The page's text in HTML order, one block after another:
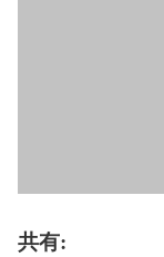
共有: